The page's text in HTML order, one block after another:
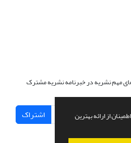
از ارائه بهترین
های مهم نشریه در خبرنامه نشریه مشترک
اشتراک